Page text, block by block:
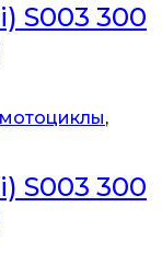
S003 300
,
S003 300